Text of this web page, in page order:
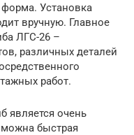
Установка
вручную. Главное
ЛГС-26 –
различных деталей
работ.
является очень
быстрая